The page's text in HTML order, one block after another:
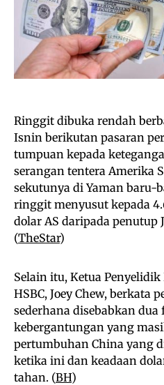
Ringgit dibuka rendah
Isnin berikutan pasaran
tumpuan kepada
serangan tentera Amerika
sekutunya di Yaman baru-
ringgit menyusut kepada
dolar AS daripada penutup
(TheStar)
Selain itu, Ketua
HSBC, Joey Chew,
sederhana disebabkan
kebergantungan yang
pertumbuhan China yang
ketika ini dan keadaan
tahan. (BH)